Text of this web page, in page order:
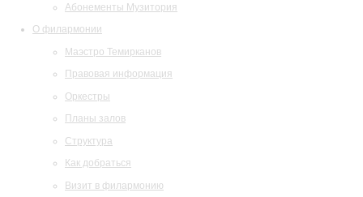
Абонементы Музитория
О филармонии
Маэстро Темирканов
Правовая информация
Оркестры
Планы залов
Структура
Как добраться
Визит в филармонию